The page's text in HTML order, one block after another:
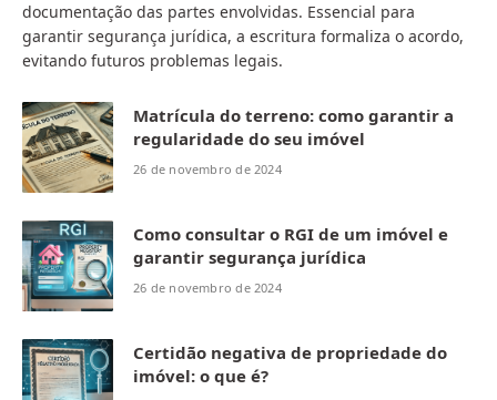
documentação das partes envolvidas. Essencial para
garantir segurança jurídica, a escritura formaliza o acordo,
evitando futuros problemas legais.
Matrícula do terreno: como garantir a
regularidade do seu imóvel
26 de novembro de 2024
Como consultar o RGI de um imóvel e
garantir segurança jurídica
26 de novembro de 2024
Certidão negativa de propriedade do
imóvel: o que é?